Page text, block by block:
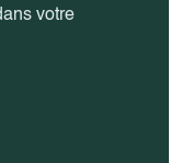
votre